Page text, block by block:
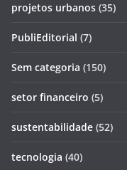
projetos urbanos (35)
PubliEditorial (7)
Sem categoria (150)
setor financeiro (5)
sustentabilidade (52)
tecnologia (40)